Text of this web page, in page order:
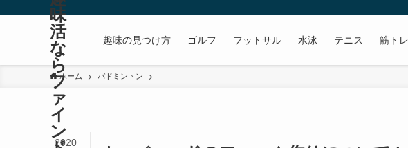
味
活
な
ら
フ
ァ
イ
ン
趣味の見つけ方 ゴルフ フットサル 水泳 テニス 筋トレ
ホーム バドミントン
2020